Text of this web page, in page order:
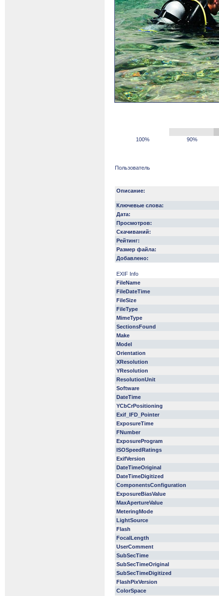
100% 90%
Пользователь
Описание:
Ключевые слова:
Дата:
Просмотров:
Скачиваний:
Рейтинг:
Размер файла:
Добавлено:
EXIF Info
FileName
FileDateTime
FileSize
FileType
MimeType
SectionsFound
Make
Model
Orientation
XResolution
YResolution
ResolutionUnit
Software
DateTime
YCbCrPositioning
Exif_IFD_Pointer
ExposureTime
FNumber
ExposureProgram
ISOSpeedRatings
ExifVersion
DateTimeOriginal
DateTimeDigitized
ComponentsConfiguration
ExposureBiasValue
MaxApertureValue
MeteringMode
LightSource
Flash
FocalLength
UserComment
SubSecTime
SubSecTimeOriginal
SubSecTimeDigitized
FlashPixVersion
ColorSpace